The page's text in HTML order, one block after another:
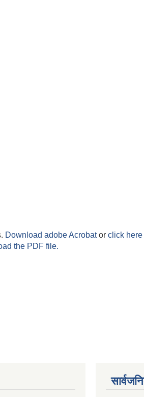
Download adobe Acrobator click
the PDF file.